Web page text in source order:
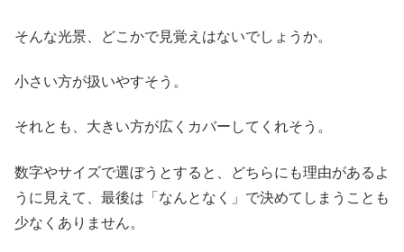
そんな光景、どこかで見覚えはないでしょうか。
小さい方が扱いやすそう。
それとも、大きい方が広くカバーしてくれそう。
数字やサイズで選ぼうとすると、どちらにも理由があるよ
うに見えて、最後は「なんとなく」で決めてしまうことも
少なくありません。